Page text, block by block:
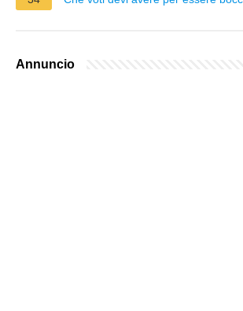
Annuncio